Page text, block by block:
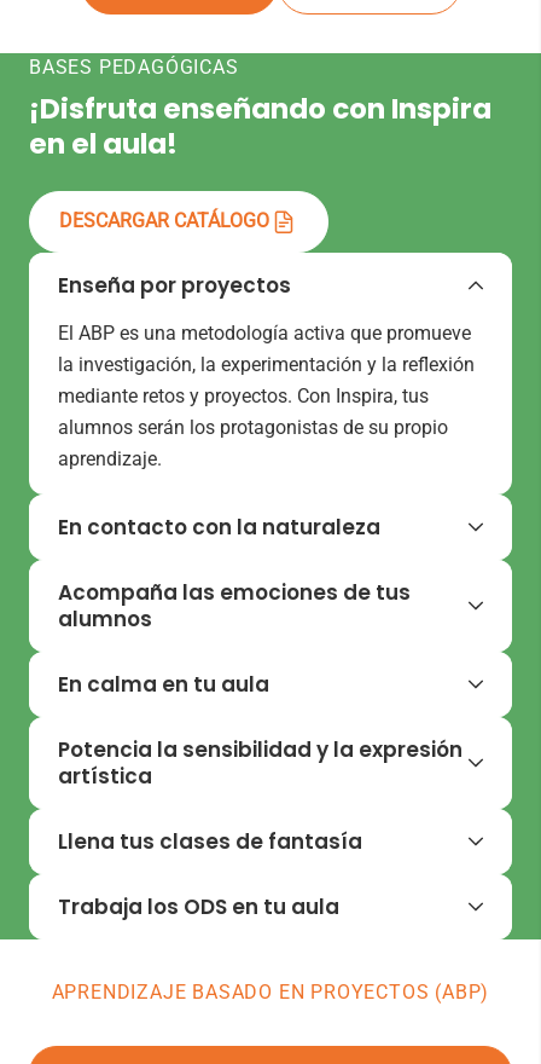
BASES PEDAGÓGICAS
¡Disfruta enseñando con Inspira
en el aula!
DESCARGAR CATÁLOGO
Enseña por proyectos
El ABP es una metodología activa que promueve
la investigación, la experimentación y la reflexión
mediante retos y proyectos. Con Inspira, tus
alumnos serán los protagonistas de su propio
aprendizaje.
En contacto con la naturaleza
aprenden en contacto con el entorno natural
Acompaña las emociones de tus
alumnos
personal y la responsabilidad individual y social.
emociones, regular su respuesta, comunicar y
En calma en tu aula
que los ayudarán a aprender con un buen
Potencia la sensibilidad y la expresión
artística
la comunicación no verbal, fomentando también
fundamentales para un aprendizaje integral.
Llena tus clases de fantasía
desarrollan en un mundo mágico. Los divertidos
emocionante aventura de aprendizaje.
Trabaja los ODS en tu aula
globalizados, facilitando que enseñes valores
como el cuidado del entorno, la cooperación y el
APRENDIZAJE BASADO EN PROYECTOS (ABP)